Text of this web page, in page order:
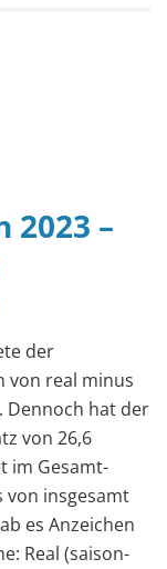
–
der
von real minus
Dennoch hat der
von 26,6
im Gesamt-
von insgesamt
es Anzeichen
Real (saison-